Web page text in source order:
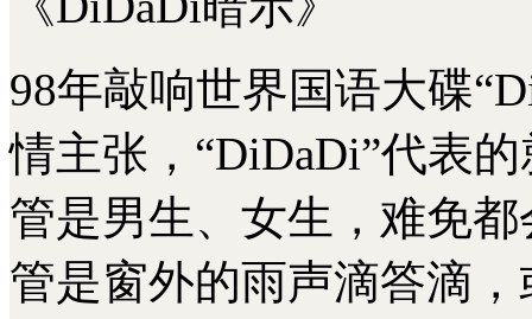
98年敲响世界国语大碟
情主张，“DiDaDi”代表
管是男生、女生，难免
管是窗外的雨声滴答滴